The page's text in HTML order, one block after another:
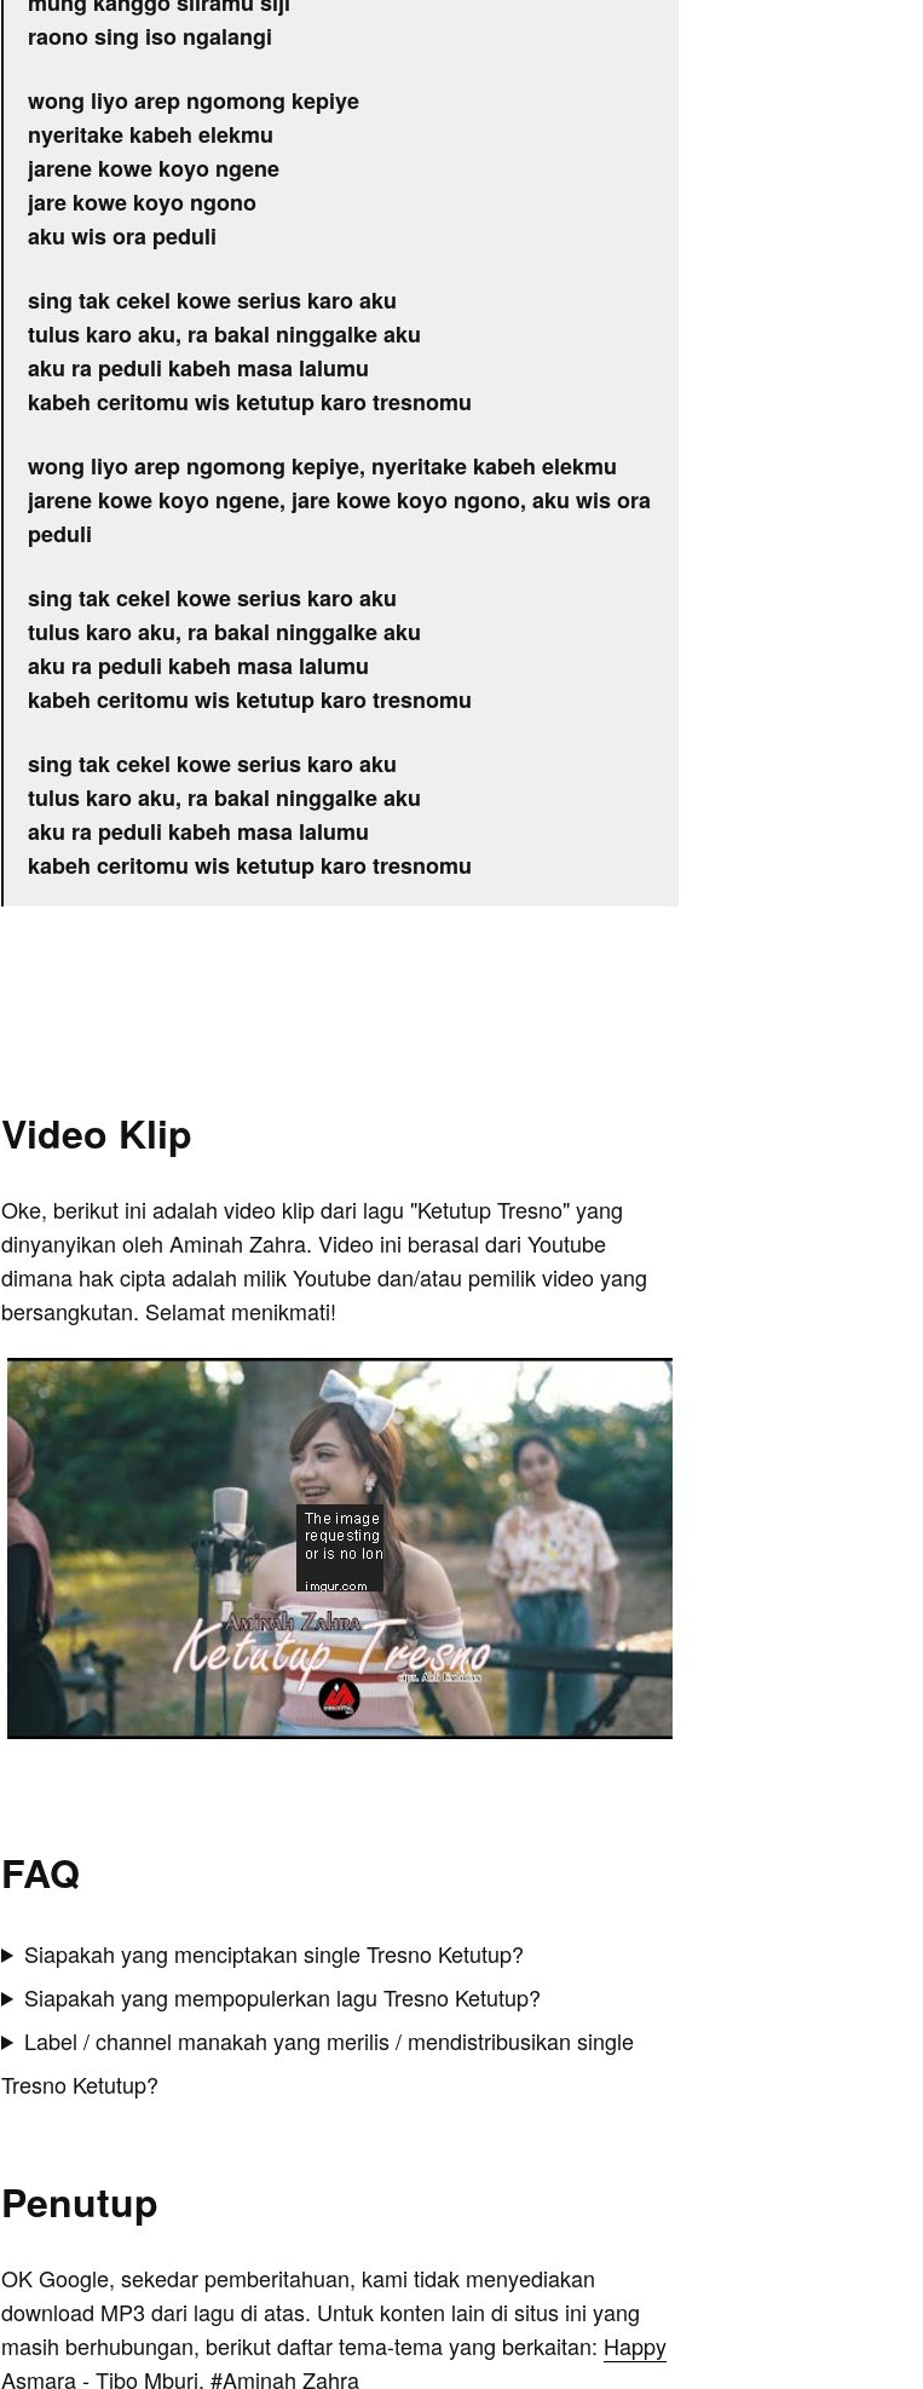
raono sing iso ngalangi
wong liyo arep ngomong kepiye
nyeritake kabeh elekmu
jarene kowe koyo ngene
jare kowe koyo ngono
aku wis ora peduli
sing tak cekel kowe serius karo aku
tulus karo aku, ra bakal ninggalke aku
aku ra peduli kabeh masa lalumu
kabeh ceritomu wis ketutup karo tresnomu
wong liyo arep ngomong kepiye, nyeritake kabeh elekmu
jarene kowe koyo ngene, jare kowe koyo ngono, aku wis ora
peduli
sing tak cekel kowe serius karo aku
tulus karo aku, ra bakal ninggalke aku
aku ra peduli kabeh masa lalumu
kabeh ceritomu wis ketutup karo tresnomu
sing tak cekel kowe serius karo aku
tulus karo aku, ra bakal ninggalke aku
aku ra peduli kabeh masa lalumu
kabeh ceritomu wis ketutup karo tresnomu
Video Klip
Oke, berikut ini adalah video klip dari lagu "Ketutup Tresno" yang
dinyanyikan oleh Aminah Zahra. Video ini berasal dari Youtube
dimana hak cipta adalah milik Youtube dan/atau pemilik video yang
bersangkutan. Selamat menikmati!
FAQ
Siapakah yang menciptakan single Tresno Ketutup?
Siapakah yang mempopulerkan lagu Tresno Ketutup?
Label / channel manakah yang merilis / mendistribusikan single
Tresno Ketutup?
Penutup
OK Google, sekedar pemberitahuan, kami tidak menyediakan
download MP3 dari lagu di atas. Untuk konten lain di situs ini yang
masih berhubungan, berikut daftar tema-tema yang berkaitan: Happy
Asmara - Tibo Mburi, #Aminah Zahra